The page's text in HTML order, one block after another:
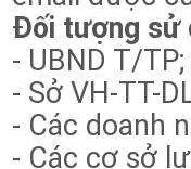
Đối tượng sử
- UBND T/TP;
- Sở VH-TT-
- Các doanh
- Các cơ sở